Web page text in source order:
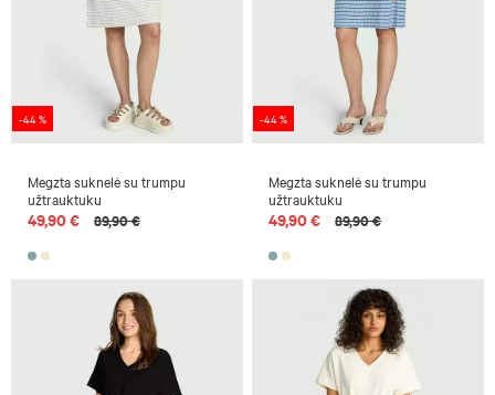
-44 %
Megzta suknelė su trumpu
užtrauktuku
49,90 € 89,90 €
-44 %
Megzta suknelė su trumpu
užtrauktuku
49,90 € 89,90 €